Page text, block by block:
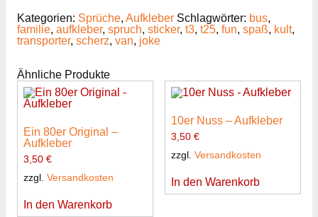
Kategorien: Sprüche, Aufkleber Schlagwörter: bus,
familie, aufkleber, spruch, sticker, t3, t25, fun, spaß, kult,
transporter, scherz, van, joke
Ähnliche Produkte
Ein 80er Original –
Aufkleber
3,50 €
zzgl. Versandkosten
In den Warenkorb
10er Nuss – Aufkleber
3,50 €
zzgl. Versandkosten
In den Warenkorb